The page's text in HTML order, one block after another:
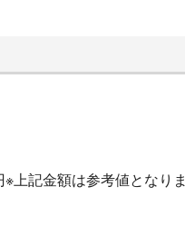
記金額は参考値となり